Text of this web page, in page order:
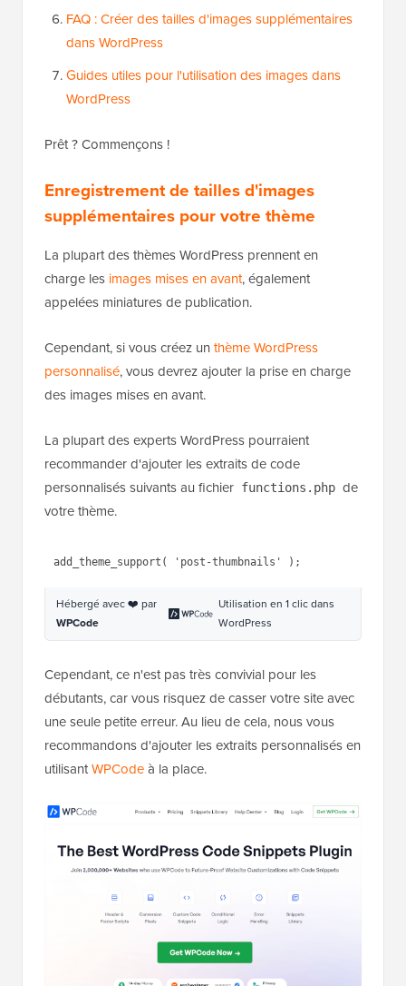
FAQ : Créer des tailles d'images supplémentaires
dans WordPress
Guides utiles pour l'utilisation des images dans
WordPress
Prêt ? Commençons !
Enregistrement de tailles d'images
supplémentaires pour votre thème
La plupart des thèmes WordPress prennent en
charge les images mises en avant, également
appelées miniatures de publication.
Cependant, si vous créez un thème WordPress
personnalisé, vous devrez ajouter la prise en charge
des images mises en avant.
La plupart des experts WordPress pourraient
recommander d'ajouter les extraits de code
personnalisés suivants au fichier functions.php de
votre thème.
thumbnails'
WPCode
WordPress
Cependant, ce n'est pas très convivial pour les
débutants, car vous risquez de casser votre site avec
une seule petite erreur. Au lieu de cela, nous vous
utilisantWPCodeà la place.